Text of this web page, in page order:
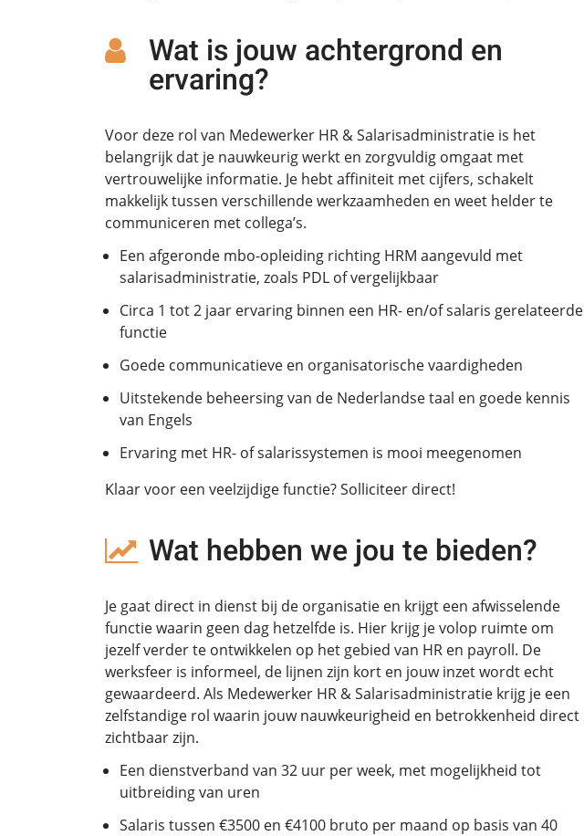
Wat is jouw achtergrond en
ervaring?
Voor deze rol van Medewerker HR & Salarisadministratie is het
belangrijk dat je nauwkeurig werkt en zorgvuldig omgaat met
vertrouwelijke informatie. Je hebt affiniteit met cijfers, schakelt
makkelijk tussen verschillende werkzaamheden en weet helder te
communiceren met collega’s.
Een afgeronde mbo-opleiding richting HRM aangevuld met
salarisadministratie, zoals PDL of vergelijkbaar
Circa 1 tot 2 jaar ervaring binnen een HR- en/of salaris gerelateerde
functie
Goede communicatieve en organisatorische vaardigheden
Uitstekende beheersing van de Nederlandse taal en goede kennis
van Engels
Ervaring met HR- of salarissystemen is mooi meegenomen
Klaar voor een veelzijdige functie? Solliciteer direct!
Wat hebben we jou te bieden?
Je gaat direct in dienst bij de organisatie en krijgt een afwisselende
functie waarin geen dag hetzelfde is. Hier krijg je volop ruimte om
jezelf verder te ontwikkelen op het gebied van HR en payroll. De
werksfeer is informeel, de lijnen zijn kort en jouw inzet wordt echt
gewaardeerd. Als Medewerker HR & Salarisadministratie krijg je een
zelfstandige rol waarin jouw nauwkeurigheid en betrokkenheid direct
zichtbaar zijn.
Een dienstverband van 32 uur per week, met mogelijkheid tot
uitbreiding van uren
Salaris tussen €3500 en €4100 bruto per maand op basis van 40